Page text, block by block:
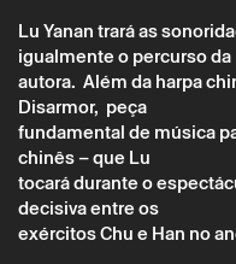
Lu Yanan trará as
igualmente o percurso da
autora. Além da harpa
Disarmor, peça
fundamental de música
chinês – que Lu
tocará durante o
decisiva entre os
exércitos Chu e Han no